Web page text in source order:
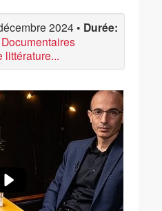
2024 • Durée:
Documentaires
littérature...